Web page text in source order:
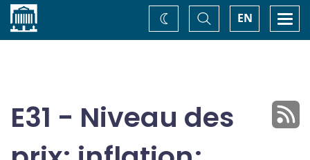
Accueil EN
Basculer
la
recherche
Changez
de
E31 - Niveau des